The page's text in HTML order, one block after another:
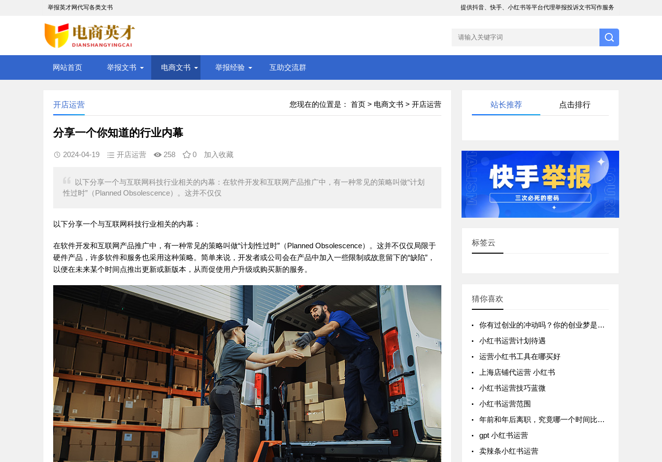
举报英才网代写各类文书 提供抖音、快手、小红书等平台代理举报投诉文书写作服务
网站首页 举报文书 电商文书 举报经验 互助交流群
您现在的位置是： 首页 > 电商文书 > 开店运营
开店运营
分享一个你知道的行业内幕
2024-04-19 开店运营 258 0 加入收藏
以下分享一个与互联网科技行业相关的内幕：在软件开发和互联网产品推广中，有一种常见的策略叫做“计划
性过时”（Planned Obsolescence）。这并不仅仅
以下分享一个与互联网科技行业相关的内幕：
在软件开发和互联网产品推广中，有一种常见的策略叫做“计划性过时”（Planned Obsolescence）。这并不仅仅局限于
硬件产品，许多软件和服务也采用这种策略。简单来说，开发者或公司会在产品中加入一些限制或故意留下的“缺陷”，
以便在未来某个时间点推出更新或新版本，从而促使用户升级或购买新的服务。
站长推荐 点击排行
标签云
猜你喜欢
你有过创业的冲动吗？你的创业梦是什么？
小红书运营计划待遇
运营小红书工具在哪买好
上海店铺代运营 小红书
小红书运营技巧蓝微
小红书运营范围
年前和年后离职，究竟哪一个时间比较好？
gpt 小红书运营
卖辣条小红书运营